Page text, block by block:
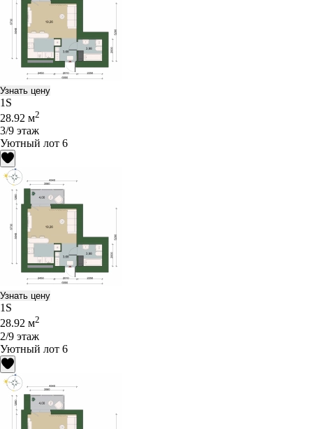
Узнать цену
1S
28.92 м2
3/9 этаж
Уютный лот 6
Узнать цену
1S
28.92 м2
2/9 этаж
Уютный лот 6